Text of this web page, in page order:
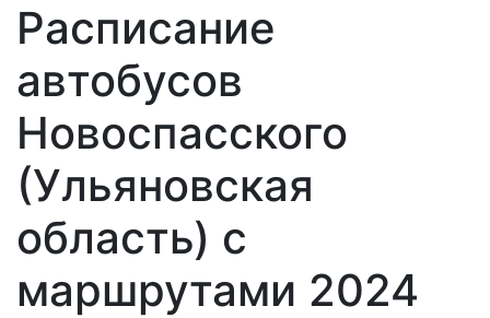
Расписание
автобусов
Новоспасского
(Ульяновская
область) с
маршрутами 2024